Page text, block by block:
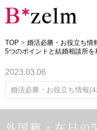
TOP > 婚活必勝・お役立ち情
5つのポイントと結婚相談所
2023.03.06
婚活必勝・お役立ち情報